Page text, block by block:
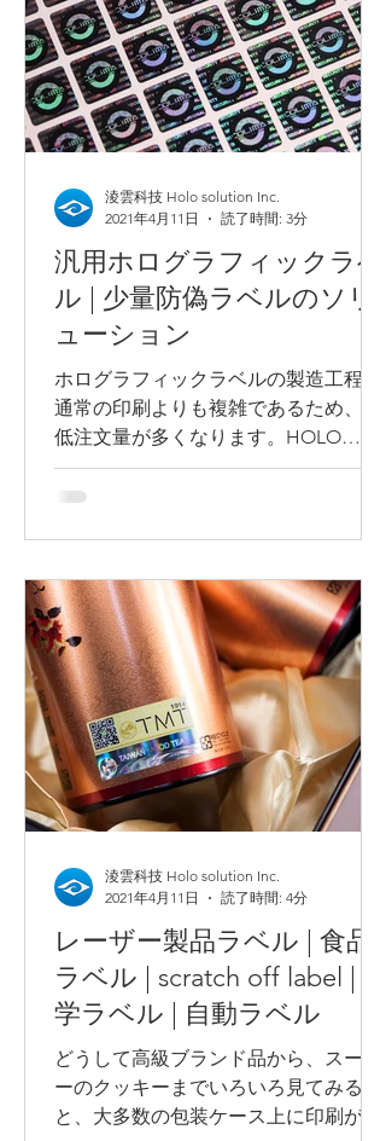
汎用ホログラフィックラベ
ル | 少量防偽ラベルのソリ
ューション
ホログラフィックラベルの製造工程は
通常の印刷よりも複雑であるため、最
低注文量が多くなります。HOLO
SOLUTIONの汎用ホログラフィックラ
ベルは全て自社で設計・製版してお
を持っています。汎用ホログラフィ...
淩雲科技 Holo solution Inc.
2021年4月11日
読了時間: 3分
レーザー製品ラベル | 食品
ラベル | scratch off label | 化
学ラベル | 自動ラベル
どうして高級ブランド品から、スーパ
ーのクッキーまでいろいろ見てみる
と、大多数の包装ケース上に印刷があ
淩雲科技 Holo solution Inc.
2021年4月11日
読了時間: 4分